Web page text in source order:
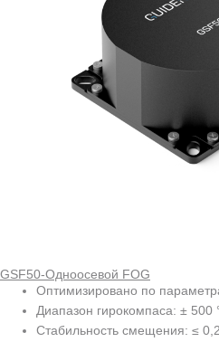
GSF50-Одноосевой FOG
Оптимизировано по
Диапазон гирокомпаса: ± 500
Стабильность смещения: ≤